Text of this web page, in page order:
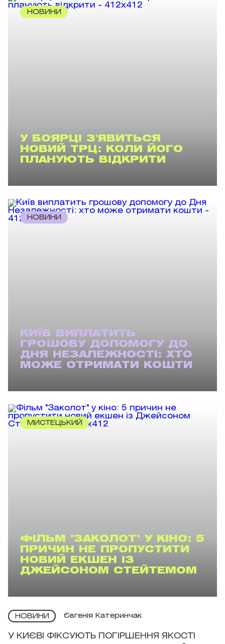
НОВИНИ
У БОЯРЦІ З'ЯВИТЬСЯ
НОВИЙ ТРЦ: КОЛИ ЙОГО
ПЛАНУЮТЬ ВІДКРИТИ
НОВИНИ
КИЇВ ВИПЛАТИТЬ
ГРОШОВУ ДОПОМОГУ ДО
ДНЯ НЕЗАЛЕЖНОСТІ: ХТО
МОЖЕ ОТРИМАТИ КОШТИ
МИСТЕЦЬКИЙ
ФІЛЬМ "ЗАКОЛОТ" У КІНО: 5
ПРИЧИН НЕ ПРОПУСТИТИ
НОВИЙ ЕКШЕН ІЗ
ДЖЕЙСОНОМ СТЕЙТЕМОМ
НОВИНИ Євгенія Катеринчак
У КИЄВІ ФІКСУЮТЬ ПОГІРШЕННЯ ЯКОСТІ